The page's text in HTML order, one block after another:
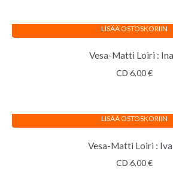
Vesa-Matti Loiri :
CD 6,00€
LISÄÄ OSTOSKORIIN
Vesa-Matti Loiri :
CD 6,00€
LISÄÄ OSTOSKORIIN